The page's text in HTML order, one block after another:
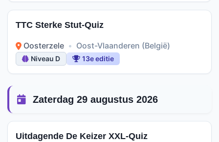
TTC Sterke Stut-Quiz
Oosterzele • Oost-Vlaanderen (België)
Niveau D 13e editie
Zaterdag 29 augustus 2026
Uitdagende De Keizer XXL-Quiz